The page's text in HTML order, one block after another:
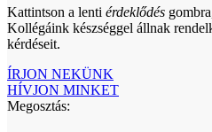
Kattintson a lenti érdeklődés
Kollégáink készséggel állnak
kérdéseit.
ÍRJON NEKÜNK
HÍVJON MINKET
Megosztás: